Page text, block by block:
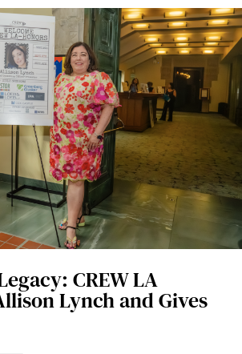
CREW LA
Lynch and Gives